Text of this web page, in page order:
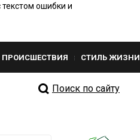
ошибки и
ПРОИСШЕСТВИЯ СТИЛЬ ЖИЗНИ
Поиск по сайту